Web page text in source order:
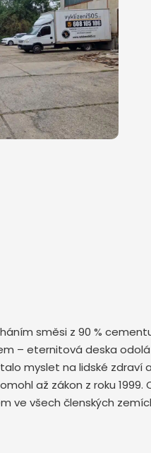
směsi z 90 %
– eternitová deska
myslet na lidské zdraví
až zákon z roku 1999.
ve všech členských